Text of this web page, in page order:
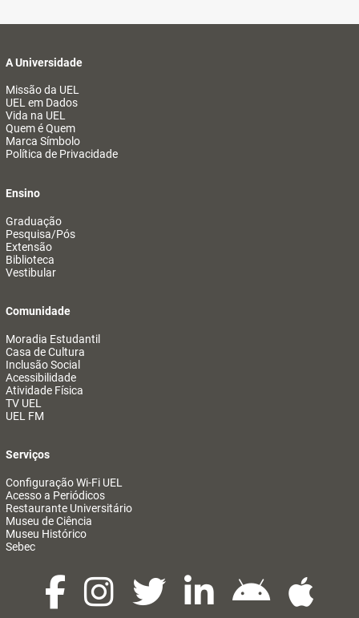
A Universidade
Missão da UEL
UEL em Dados
Vida na UEL
Quem é Quem
Marca Símbolo
Política de Privacidade
Ensino
Graduação
Pesquisa/Pós
Extensão
Biblioteca
Vestibular
Comunidade
Moradia Estudantil
Casa de Cultura
Inclusão Social
Acessibilidade
Atividade Física
TV UEL
UEL FM
Serviços
Configuração Wi-Fi UEL
Acesso a Periódicos
Restaurante Universitário
Museu de Ciência
Museu Histórico
Sebec